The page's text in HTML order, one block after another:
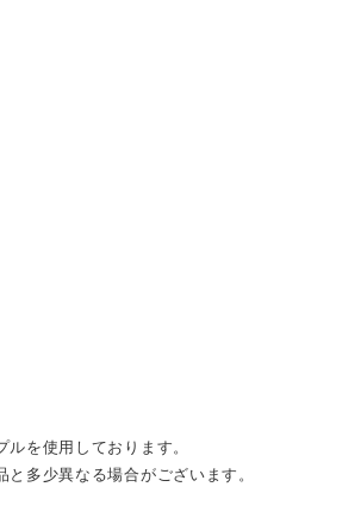
ルを使用しております。
多少異なる場合がございます。